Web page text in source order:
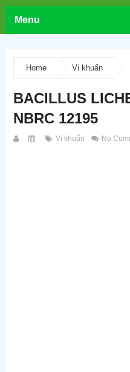
Menu
Home Vi khuẩn
BACILLUS
NBRC 12195
Vi khuẩn No